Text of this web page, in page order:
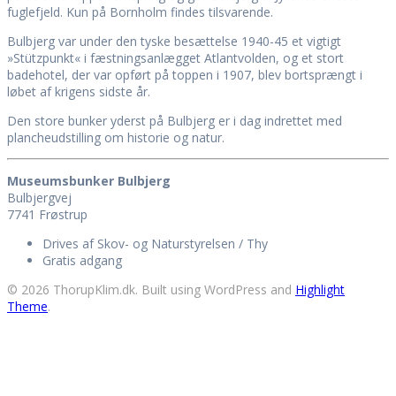
fuglefjeld. Kun på Bornholm findes tilsvarende.
Bulbjerg var under den tyske besættelse 1940-45 et vigtigt
»Stützpunkt« i fæstningsanlægget Atlantvolden, og et stort
badehotel, der var opført på toppen i 1907, blev bortsprængt i
løbet af krigens sidste år.
Den store bunker yderst på Bulbjerg er i dag indrettet med
plancheudstilling om historie og natur.
Museumsbunker Bulbjerg
Bulbjergvej
7741 Frøstrup
Drives af Skov- og Naturstyrelsen / Thy
Gratis adgang
© 2026 ThorupKlim.dk. Built using WordPress and Highlight
Theme.